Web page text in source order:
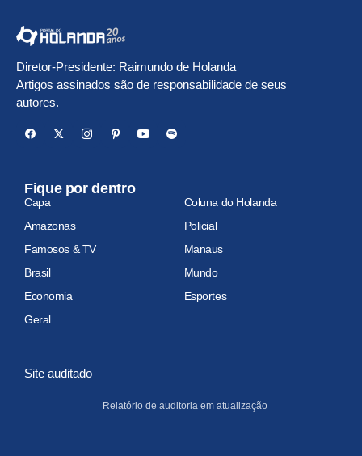
Diretor-Presidente: Raimundo de Holanda
Artigos assinados são de responsabilidade de seus
autores.
Fique por dentro
Capa
Coluna do Holanda
Amazonas
Policial
Famosos & TV
Manaus
Brasil
Mundo
Economia
Esportes
Geral
Site auditado
Relatório de auditoria em atualização